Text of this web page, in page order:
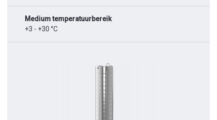
Medium temperatuurbereik
+3 - +30 °C